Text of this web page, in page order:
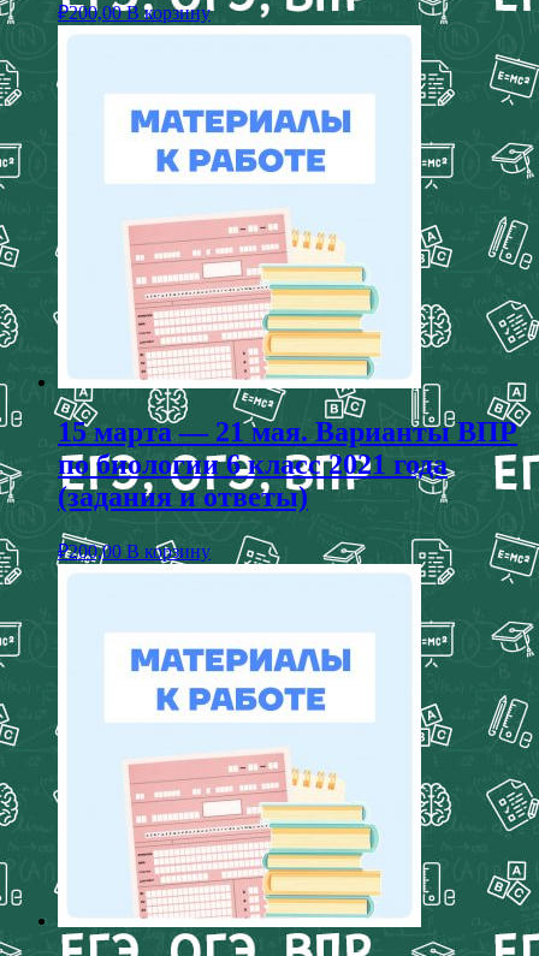
₽200,00 В корзину
15 марта — 21 мая. Варианты ВПР
по биологии 6 класс 2021 года
(задания и ответы)
₽200,00 В корзину